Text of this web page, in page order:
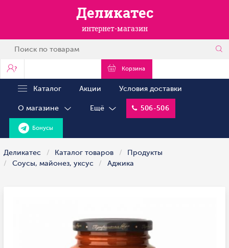
Деликатес
интернет-магазин
? Корзина
Каталог Акции Условия доставки
О магазине Ещё 506-506
Бонусы
Деликатес Каталог товаров
Продукты
Соусы, майонез, уксус
Аджика